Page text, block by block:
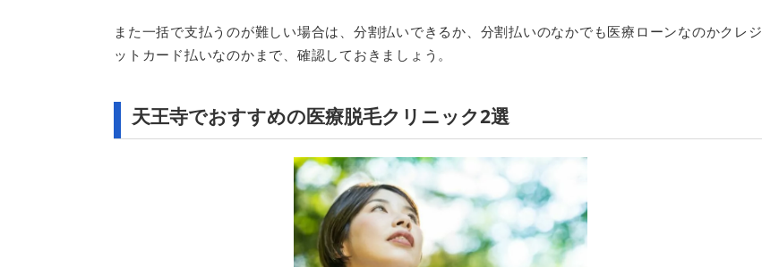
また一括で支払うのが難しい場合は、分割払いできるか、分割払いのなかでも医療ローンなのかクレジ
ットカード払いなのかまで、確認しておきましょう。
天王寺でおすすめの医療脱毛クリニック2選